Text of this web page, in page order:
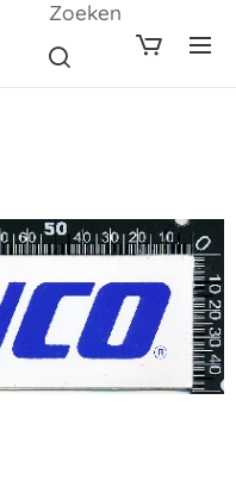
Zoeken